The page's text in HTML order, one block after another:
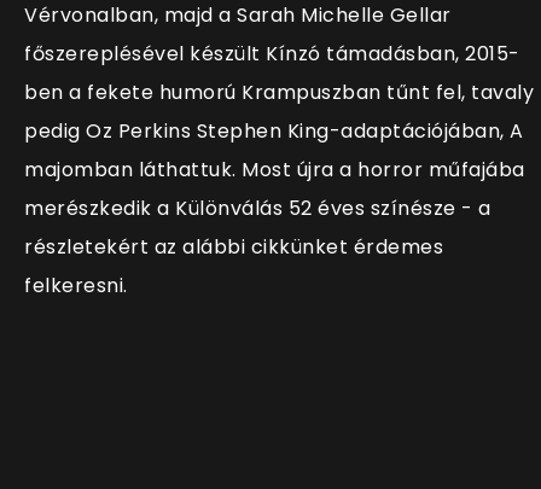
Vérvonalban, majd a Sarah Michelle Gellar
főszereplésével készült Kínzó támadásban, 2015-
ben a fekete humorú Krampuszban tűnt fel, tavaly
pedig Oz Perkins Stephen King-adaptációjában, A
majomban láthattuk. Most újra a horror műfajába
merészkedik a Különválás 52 éves színésze - a
részletekért az alábbi cikkünket érdemes
felkeresni.